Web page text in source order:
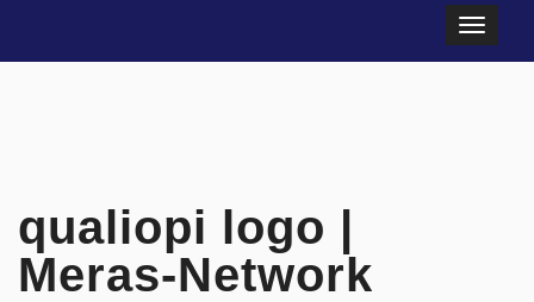
qualiopi logo |
Meras-Network